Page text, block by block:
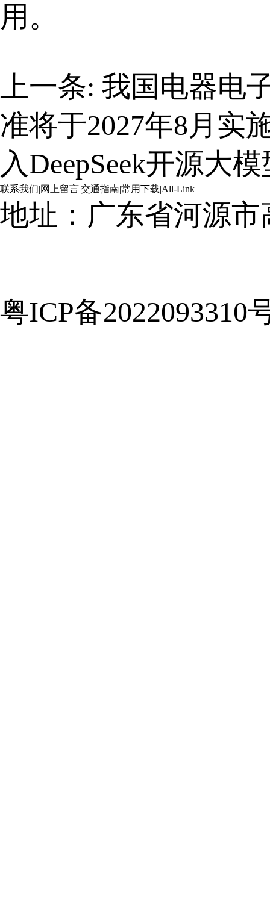
用。
上一条: 我国电器电
准将于2027年8月实
入DeepSeek开源大
联系我们|网上留言|交通指南|常用下载|All-Link
地址：广东省河源
粤ICP备2022093310